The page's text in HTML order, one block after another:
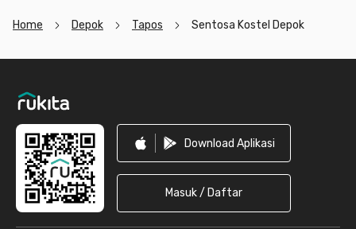
Home Depok Tapos Sentosa Kostel Depok
Download Aplikasi
Masuk / Daftar